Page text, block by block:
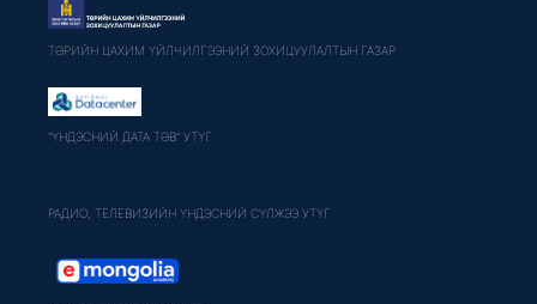
ТӨРИЙН ЦАХИМ ҮЙЛЧИЛГЭЭНИЙ ЗОХИЦУУЛАЛТЫН ГАЗАР
"ҮНДЭСНИЙ ДАТА ТӨВ" УТҮГ
РАДИО, ТЕЛЕВИЗИЙН ҮНДЭСНИЙ СҮЛЖЭЭ УТҮГ